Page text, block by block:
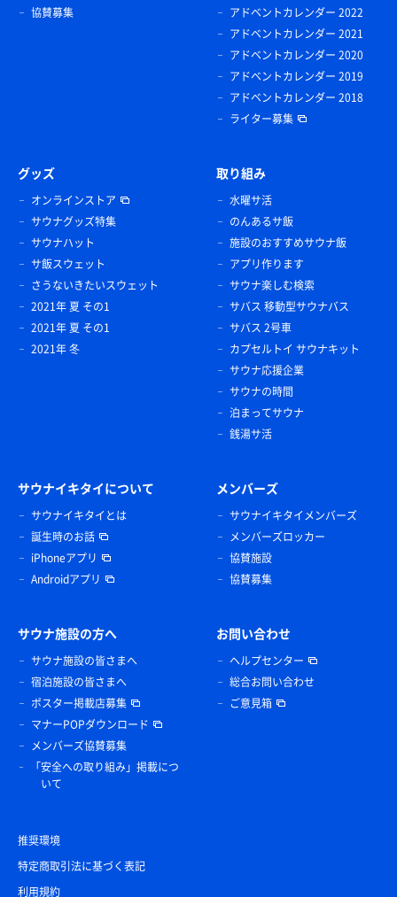
協賛募集
アドベントカレンダー 2022
アドベントカレンダー 2021
アドベントカレンダー 2020
アドベントカレンダー 2019
アドベントカレンダー 2018
ライター募集
グッズ
オンラインストア
サウナグッズ特集
サウナハット
サ飯スウェット
さうないきたいスウェット
2021年 夏 その1
2021年 夏 その1
2021年 冬
取り組み
水曜サ活
のんあるサ飯
施設のおすすめサウナ飯
アプリ作ります
サウナ楽しむ検索
サバス 移動型サウナバス
サバス 2号車
カプセルトイ サウナキット
サウナ応援企業
サウナの時間
泊まってサウナ
銭湯サ活
サウナイキタイについて
サウナイキタイとは
誕生時のお話
iPhoneアプリ
Androidアプリ
メンバーズ
サウナイキタイメンバーズ
メンバーズロッカー
協賛施設
協賛募集
サウナ施設の方へ
サウナ施設の皆さまへ
宿泊施設の皆さまへ
ポスター掲載店募集
マナーPOPダウンロード
メンバーズ協賛募集
「安全への取り組み」掲載につ
いて
お問い合わせ
ヘルプセンター
総合お問い合わせ
ご意見箱
推奨環境
特定商取引法に基づく表記
利用規約